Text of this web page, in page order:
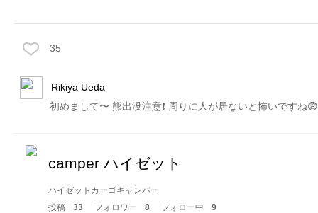
35
Rikiya Ueda
初めまして〜 熊出没注意❗️ 周りに人が居ないと怖いですね😨
camper ハイゼット
ハイゼットカーゴキャンパー
投稿
33 フォロワー 8 フォロー中 9